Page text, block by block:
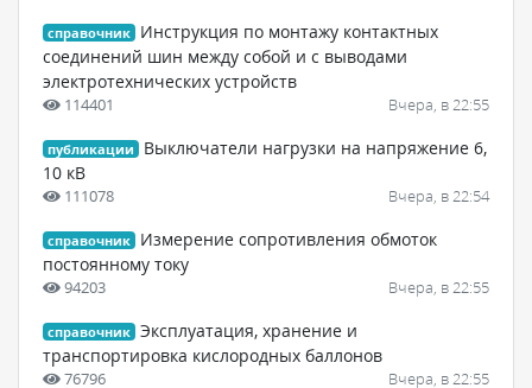
справочник
Инструкция по монтажу контактных
соединений шин между собой и с выводами
электротехнических устройств
114401 Вчера, в 22:55
публикации
Выключатели нагрузки на напряжение 6,
10 кВ
111078 Вчера, в 22:54
справочник
Измерение сопротивления обмоток
постоянному току
94203 Вчера, в 22:55
справочник Эксплуатация, хранение и
транспортировка кислородных баллонов
76796 Вчера, в 22:55